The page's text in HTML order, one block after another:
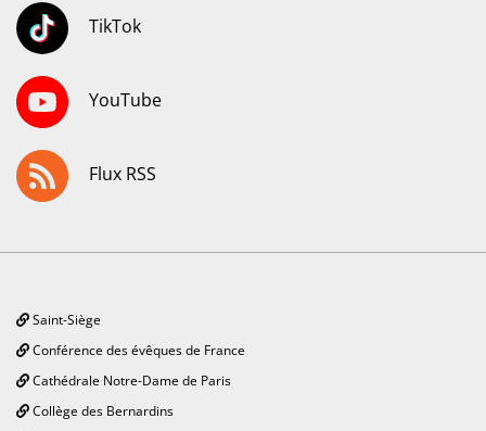
TikTok
YouTube
Flux RSS
Saint-Siège
Conférence des évêques de France
Cathédrale Notre-Dame de Paris
Collège des Bernardins